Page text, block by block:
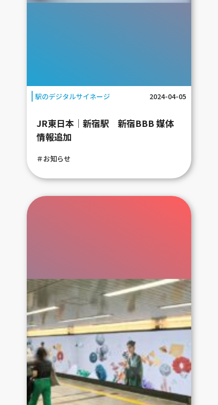
駅のデジタルサイネージ 2024-04-05
JR東日本｜新宿駅 新宿BBB 媒体
情報追加
＃お知らせ